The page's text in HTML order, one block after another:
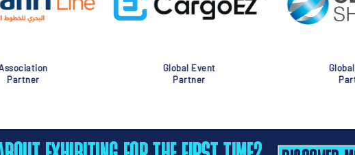
Global Event
Partner
Global Event
Partner